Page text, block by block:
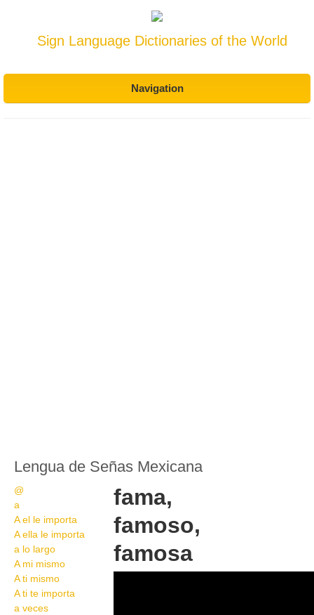
Sign Language Dictionaries of the World
Navigation
Lengua de Señas Mexicana
@
a
A el le importa
A ella le importa
a lo largo
A mi mismo
A ti mismo
A ti te importa
a veces
fama,
famoso,
famosa